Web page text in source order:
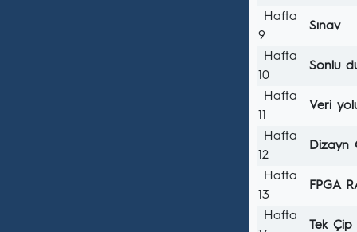
Hafta
9
Sınav
Hafta
10
Sonlu
Hafta
11
Veri
Hafta
12
Dizayn
Hafta
13
FPGA
Hafta
Tek Çip